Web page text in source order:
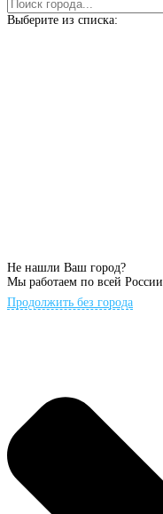
Выберите из списка:
Не нашли Ваш город?
Мы работаем по всей России
Продолжить без города